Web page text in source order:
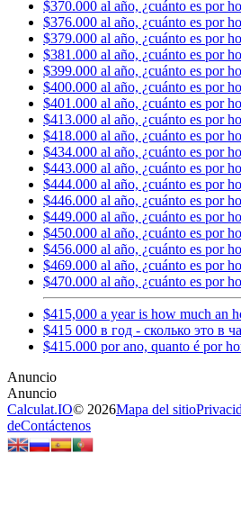
$370.000 al año, ¿cuánto es por
$376.000 al año, ¿cuánto es por
$379.000 al año, ¿cuánto es por
$381.000 al año, ¿cuánto es por
$399.000 al año, ¿cuánto es por
$400.000 al año, ¿cuánto es por
$401.000 al año, ¿cuánto es por
$413.000 al año, ¿cuánto es por
$418.000 al año, ¿cuánto es por
$434.000 al año, ¿cuánto es por
$443.000 al año, ¿cuánto es por
$444.000 al año, ¿cuánto es por
$446.000 al año, ¿cuánto es por
$449.000 al año, ¿cuánto es por
$450.000 al año, ¿cuánto es por
$456.000 al año, ¿cuánto es por
$469.000 al año, ¿cuánto es por
$470.000 al año, ¿cuánto es por
$415,000 a year is how much an
$415 000 в год - сколько это в
$415.000 por ano, quanto é por
Calculat.IO© 2026Mapa del sitio
deContáctenos